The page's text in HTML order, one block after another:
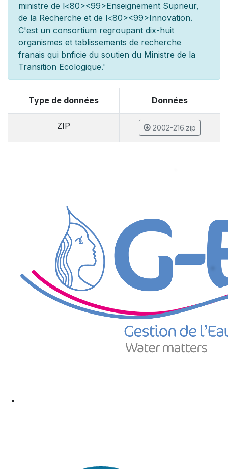
ministre de l<80><99>Enseignement Suprieur,
de la Recherche et de l<80><99>Innovation.
C'est un consortium regroupant dix-huit
organismes et tablissements de recherche
franais qui bnficie du soutien du Ministre de la
Transition Ecologique.'
Type de données Données
ZIP 2002-216.zip